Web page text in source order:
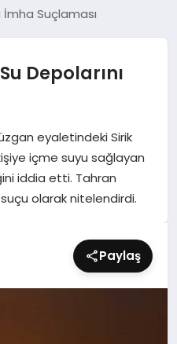
İmha Suçlaması
Depolarını
eyaletindeki Sirik
içme suyu sağlayan
iddia etti. Tahran
olarak nitelendirdi.
Paylaş